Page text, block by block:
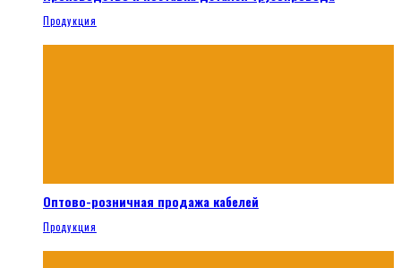
Продукция
Оптово-розничная продажа кабелей
Продукция